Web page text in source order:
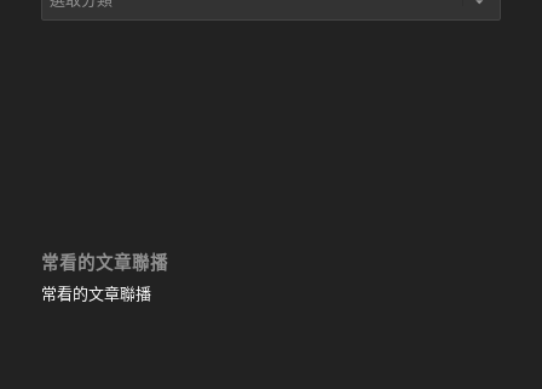
章
常看的文章聯播
常看的文章聯播